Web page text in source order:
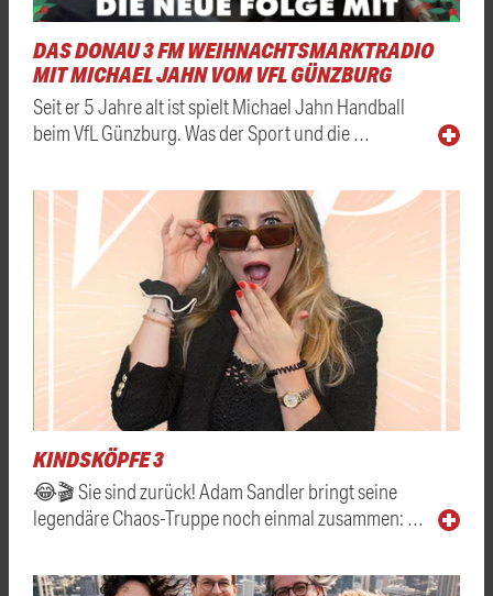
DAS DONAU 3 FM WEIHNACHTSMARKTRADIO
MIT MICHAEL JAHN VOM VFL GÜNZBURG
Seit er 5 Jahre alt ist spielt Michael Jahn Handball
beim VfL Günzburg. Was der Sport und die …
KINDSKÖPFE 3
😂🎬 Sie sind zurück! Adam Sandler bringt seine
legendäre Chaos-Truppe noch einmal zusammen: …